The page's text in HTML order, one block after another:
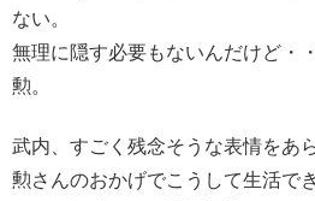
ない。
無理に隠す必要もないんだけど・
勲。
武内、すごく残念そうな表情をあ
勲さんのおかげでこうして生活で